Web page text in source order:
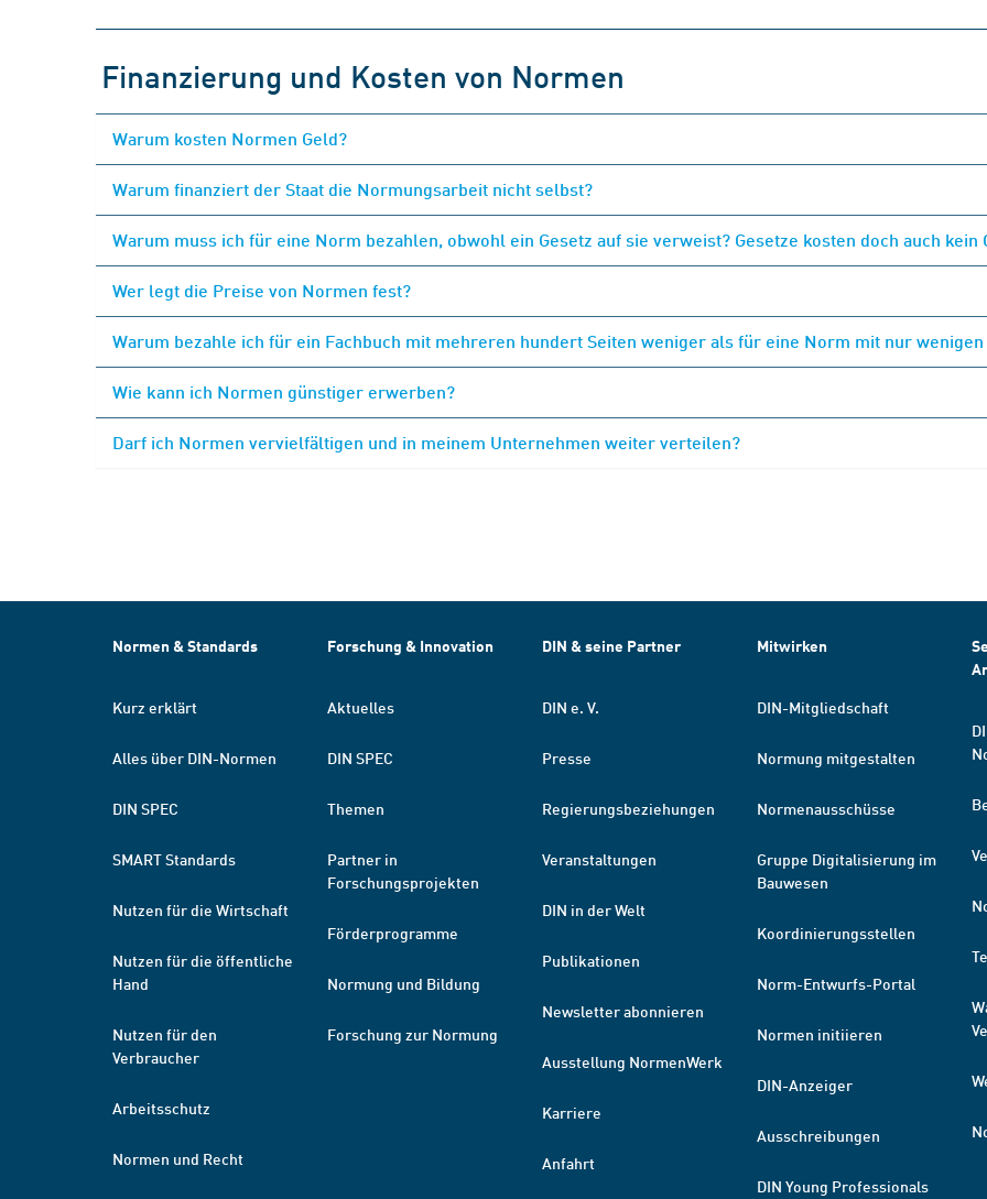
Finanzierung und Kosten von Normen
Warum kosten Normen Geld?
Warum finanziert der Staat die Normungsarbeit nicht selbst?
Warum muss ich für eine Norm bezahlen, obwohl ein Gesetz auf sie verweist? Gesetze kosten doch auch kein
Wer legt die Preise von Normen fest?
Warum bezahle ich für ein Fachbuch mit mehreren hundert Seiten weniger als für eine Norm mit nur wenigen
Wie kann ich Normen günstiger erwerben?
Darf ich Normen vervielfältigen und in meinem Unternehmen weiter verteilen?
Normen & Standards
Kurz erklärt
Alles über DIN-Normen
DIN SPEC
SMART Standards
Nutzen für die Wirtschaft
Nutzen für die öffentliche
Hand
Nutzen für den
Verbraucher
Arbeitsschutz
Normen und Recht
Forschung & Innovation
Aktuelles
DIN SPEC
Themen
Partner in
Forschungsprojekten
Förderprogramme
Normung und Bildung
Forschung zur Normung
DIN & seine Partner
DIN e. V.
Presse
Regierungsbeziehungen
Veranstaltungen
DIN in der Welt
Publikationen
Newsletter abonnieren
Ausstellung NormenWerk
Karriere
Anfahrt
Mitwirken
DIN-Mitgliedschaft
Normung mitgestalten
Normenausschüsse
Gruppe Digitalisierung im
Bauwesen
Koordinierungsstellen
Norm-Entwurfs-Portal
Normen initiieren
DIN-Anzeiger
Ausschreibungen
DIN Young Professionals